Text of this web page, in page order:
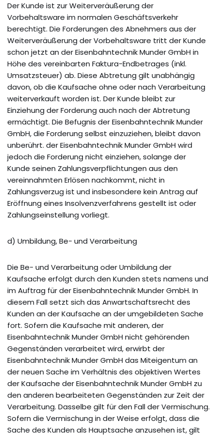
Der Kunde ist zur Weiterveräußerung der
Vorbehaltsware im normalen Geschäftsverkehr
berechtigt. Die Forderungen des Abnehmers aus der
Weiterveräußerung der Vorbehaltsware tritt der Kunde
schon jetzt an der Eisenbahntechnik Munder GmbH in
Höhe des vereinbarten Faktura-Endbetrages (inkl.
Umsatzsteuer) ab. Diese Abtretung gilt unabhängig
davon, ob die Kaufsache ohne oder nach Verarbeitung
weiterverkauft worden ist. Der Kunde bleibt zur
Einziehung der Forderung auch nach der Abtretung
ermächtigt. Die Befugnis der Eisenbahntechnik Munder
GmbH, die Forderung selbst einzuziehen, bleibt davon
unberührt. der Eisenbahntechnik Munder GmbH wird
jedoch die Forderung nicht einziehen, solange der
Kunde seinen Zahlungsverpflichtungen aus den
vereinnahmten Erlösen nachkommt, nicht in
Zahlungsverzug ist und insbesondere kein Antrag auf
Eröffnung eines Insolvenzverfahrens gestellt ist oder
Zahlungseinstellung vorliegt.
d) Umbildung, Be- und Verarbeitung
Die Be- und Verarbeitung oder Umbildung der
Kaufsache erfolgt durch den Kunden stets namens und
im Auftrag für der Eisenbahntechnik Munder GmbH. In
diesem Fall setzt sich das Anwartschaftsrecht des
Kunden an der Kaufsache an der umgebildeten Sache
fort. Sofern die Kaufsache mit anderen, der
Eisenbahntechnik Munder GmbH nicht gehörenden
Gegenständen verarbeitet wird, erwirbt der
Eisenbahntechnik Munder GmbH das Miteigentum an
der neuen Sache im Verhältnis des objektiven Wertes
der Kaufsache der Eisenbahntechnik Munder GmbH zu
den anderen bearbeiteten Gegenständen zur Zeit der
Verarbeitung. Dasselbe gilt für den Fall der Vermischung.
Sofern die Vermischung in der Weise erfolgt, dass die
Sache des Kunden als Hauptsache anzusehen ist, gilt